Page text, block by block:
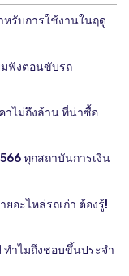
หรับการใช้งานในฤดู
ฟังตอนขับรถ
าไม่ถึงล้าน ที่น่าซื้อ
ทุกสถาบันการเงิน
อะไหล่รถเก่า ต้องรู้!
ทำไมถึงชอบขึ้นประจำ